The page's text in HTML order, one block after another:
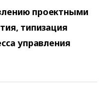
проектными
типизация
управления